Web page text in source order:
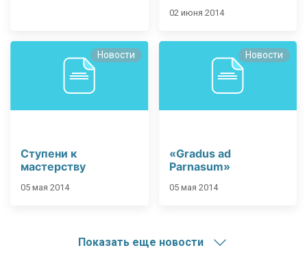
02 июня 2014
Новости
Ступени к
мастерству
05 мая 2014
Новости
«Gradus ad
Parnasum»
05 мая 2014
Показать еще новости